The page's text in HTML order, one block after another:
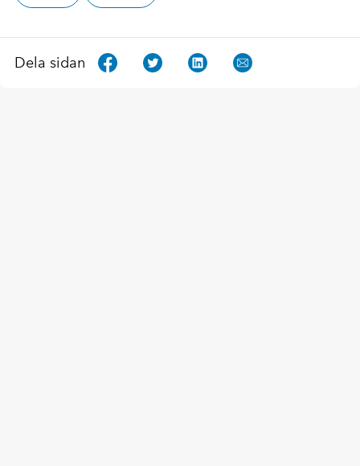
Dela sidan